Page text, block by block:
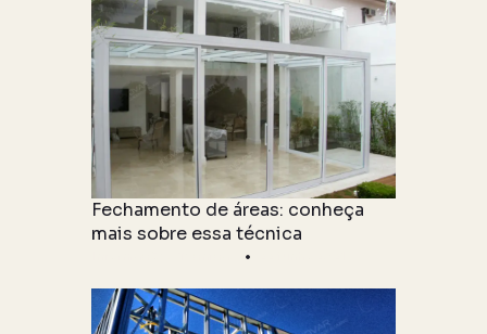
Fechamento de áreas: conheça
mais sobre essa técnica